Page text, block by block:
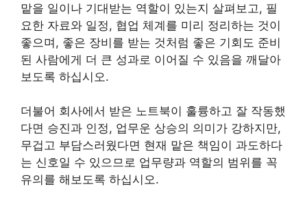
맡을 일이나 기대받는 역할이 있는지 살펴보고, 필
요한 자료와 일정, 협업 체계를 미리 정리하는 것이
좋으며, 좋은 장비를 받는 것처럼 좋은 기회도 준비
된 사람에게 더 큰 성과로 이어질 수 있음을 깨달아
보도록 하십시오.
더불어 회사에서 받은 노트북이 훌륭하고 잘 작동했
다면 승진과 인정, 업무운 상승의 의미가 강하지만,
무겁고 부담스러웠다면 현재 맡은 책임이 과도하다
는 신호일 수 있으므로 업무량과 역할의 범위를 꼭
유의를 해보도록 하십시오.